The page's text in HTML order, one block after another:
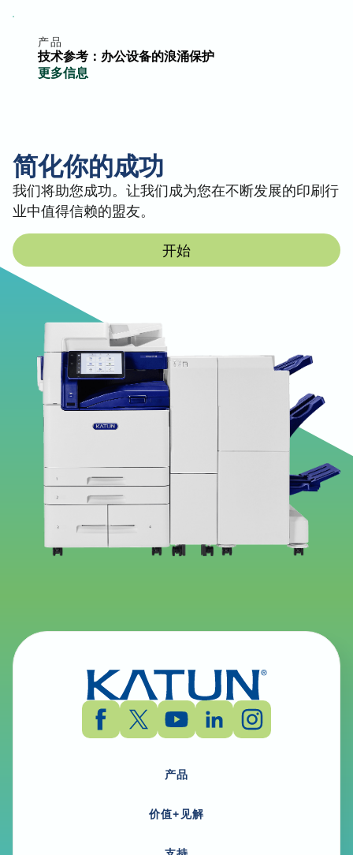
产品
技术参考：办公设备的浪涌保护
更多信息
简化你的成功
我们将助您成功。让我们成为您在不断发展的印刷行
业中值得信赖的盟友。
开始
产品
价值+见解